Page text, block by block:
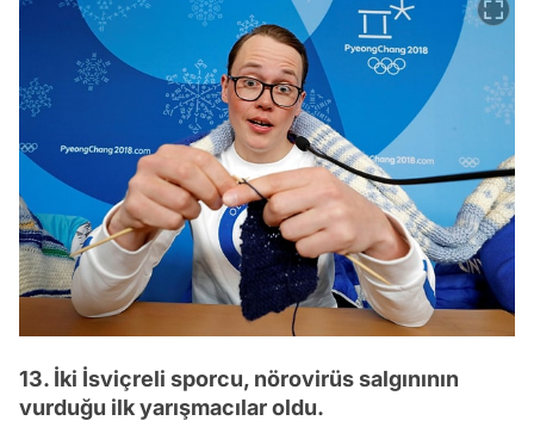
13. İki İsviçreli sporcu, nörovirüs salgınının
vurduğu ilk yarışmacılar oldu.